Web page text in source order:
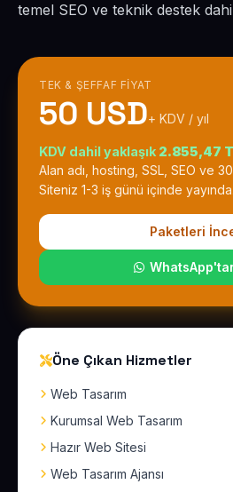
temel SEO ve teknik destek
TEK & ŞEFFAF FIYAT
50 USD+ KDV / yıl
KDV dahil yaklaşık 2.855,47
Alan adı, hosting, SSL, SEO ve
Siteniz 1-3 iş günü içinde yayında.
Paketleri
Öne Çıkan Hizmetler
Web Tasarım
Kurumsal Web Tasarım
Hazır Web Sitesi
Web Tasarım Ajansı